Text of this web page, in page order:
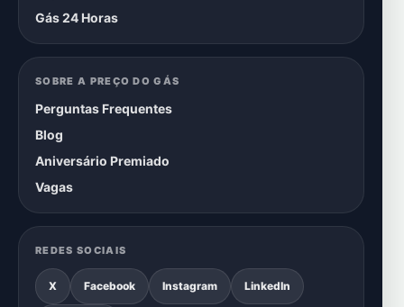
Gás 24 Horas
SOBRE A PREÇO DO GÁS
Perguntas Frequentes
Blog
Aniversário Premiado
Vagas
REDES SOCIAIS
X Facebook Instagram LinkedIn